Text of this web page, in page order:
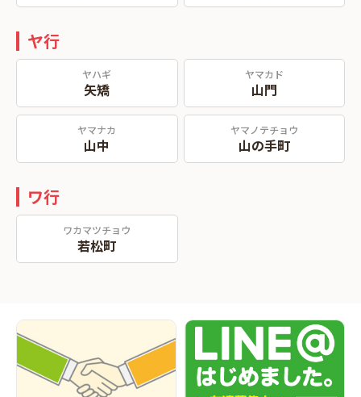
ヤ行
ヤハギ
矢矯
ヤマカド
山門
ヤマナカ
山中
ヤマノテチョウ
山の手町
ワ行
ワカマツチョウ
若松町